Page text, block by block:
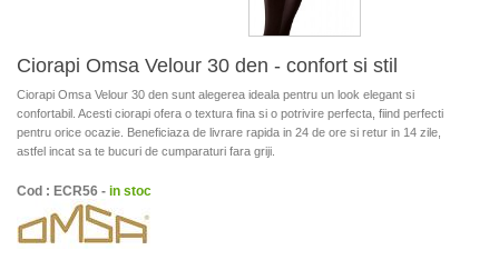
Ciorapi Omsa Velour 30 den - confort si stil
Ciorapi Omsa Velour 30 den sunt alegerea ideala pentru un look elegant si
confortabil. Acesti ciorapi ofera o textura fina si o potrivire perfecta, fiind perfecti
pentru orice ocazie. Beneficiaza de livrare rapida in 24 de ore si retur in 14 zile,
astfel incat sa te bucuri de cumparaturi fara griji.
Cod : ECR56 - in stoc